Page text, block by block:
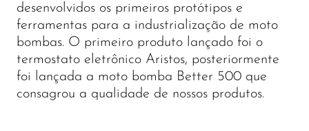
desenvolvidos os primeiros protótipos e
ferramentas para a industrialização de moto
bombas. O primeiro produto lançado foi o
termostato eletrônico Aristos, posteriormente
foi lançada a moto bomba Better 500 que
consagrou a qualidade de nossos produtos.